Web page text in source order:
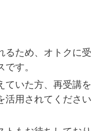
るため、オトクに受
す。
ていた方、再受講を
活用されてください